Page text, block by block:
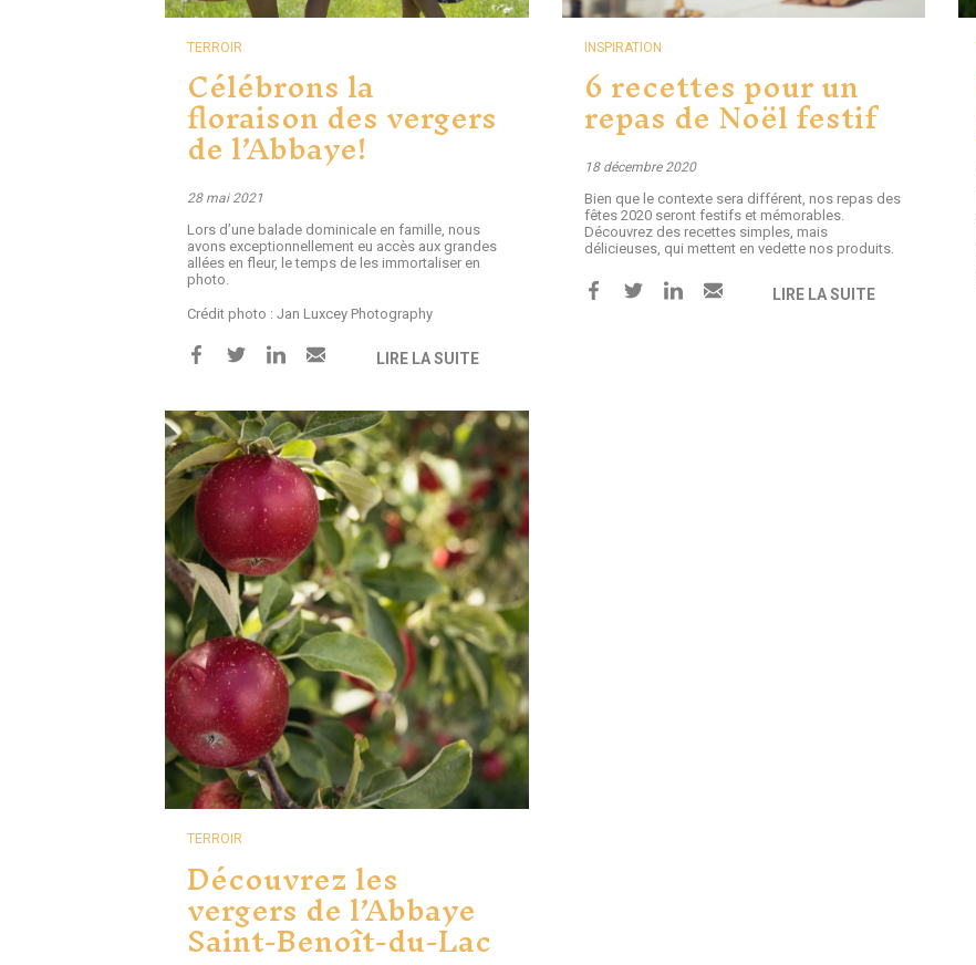
TERROIR
Célébrons la
floraison des vergers
de l’Abbaye!
28 mai 2021
Lors d’une balade dominicale en famille, nous
avons exceptionnellement eu accès aux grandes
allées en fleur, le temps de les immortaliser en
photo.
Crédit photo : Jan Luxcey Photography
LIRE LA SUITE
INSPIRATION
6 recettes pour un
repas de Noël festif
18 décembre 2020
Bien que le contexte sera différent, nos repas des
fêtes 2020 seront festifs et mémorables.
Découvrez des recettes simples, mais
délicieuses, qui mettent en vedette nos produits.
LIRE LA SUITE
TERROIR
Découvrez les
vergers de l’Abbaye
Saint-Benoît-du-Lac